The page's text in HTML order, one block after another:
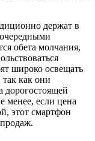
держат в
обета молчания,
широко освещать
как они
дорогостоящей
менее, если цена
этот смартфон